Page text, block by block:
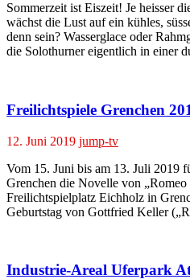
Sommerzeit ist Eiszeit! Je heisser
wächst die Lust auf ein kühles,
denn sein? Wasserglace oder
die Solothurner eigentlich in einer
Freilichtspiele Grenchen
12. Juni 2019 jump-tv
Vom 15. Juni bis am 13. Juli 2019
Grenchen die Novelle von „Romeo
Freilichtspielplatz Eichholz in
Geburtstag von Gottfried Keller
Industrie-Areal Uferpark